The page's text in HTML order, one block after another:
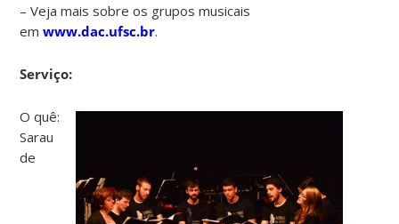
– Veja mais sobre os grupos musicais
emwww.dac.ufsc.br.
Serviço:
O quê:
Sarau
de